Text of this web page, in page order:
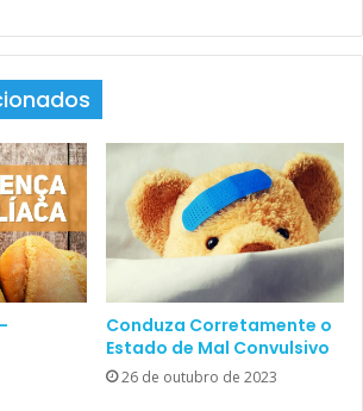
gratuitamentenoPortalPedpara ler
para logar
Conduza Corretamente o
Estado de Mal Convulsivo
26 de outubro de 2023